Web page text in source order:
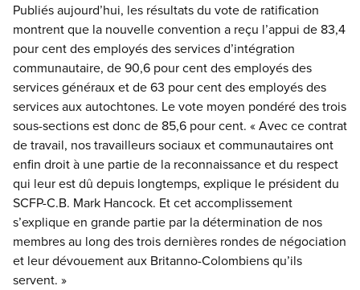
Publiés aujourd’hui, les résultats du vote de ratification
montrent que la nouvelle convention a reçu l’appui de 83,4
pour cent des employés des services d’intégration
communautaire, de 90,6 pour cent des employés des
services généraux et de 63 pour cent des employés des
services aux autochtones. Le vote moyen pondéré des trois
sous-sections est donc de 85,6 pour cent. « Avec ce contrat
de travail, nos travailleurs sociaux et communautaires ont
enfin droit à une partie de la reconnaissance et du respect
qui leur est dû depuis longtemps, explique le président du
SCFP-C.B. Mark Hancock. Et cet accomplissement
s’explique en grande partie par la détermination de nos
membres au long des trois dernières rondes de négociation
et leur dévouement aux Britanno-Colombiens qu’ils
servent. »